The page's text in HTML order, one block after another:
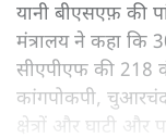
यानी बीएसएफ़ की
मंत्रालय ने कहा कि
सीएपीएफ की 218
कांगपोकपी,
क्षेत्रों और घाटी